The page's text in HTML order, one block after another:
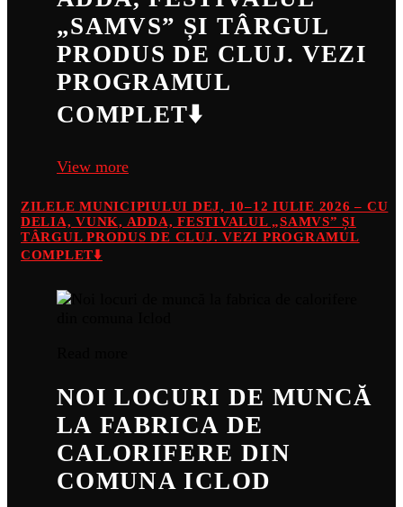
„SAMVS” ȘI TÂRGUL
PRODUS DE CLUJ. VEZI
PROGRAMUL
COMPLET⬇️
View more
ZILELE MUNICIPIULUI DEJ, 10–12 IULIE 2026 – CU
DELIA, VUNK, ADDA, FESTIVALUL „SAMVS” ȘI
TÂRGUL PRODUS DE CLUJ. VEZI PROGRAMUL
COMPLET⬇️
NOI LOCURI DE MUNCĂ
LA FABRICA DE
CALORIFERE DIN
COMUNA ICLOD